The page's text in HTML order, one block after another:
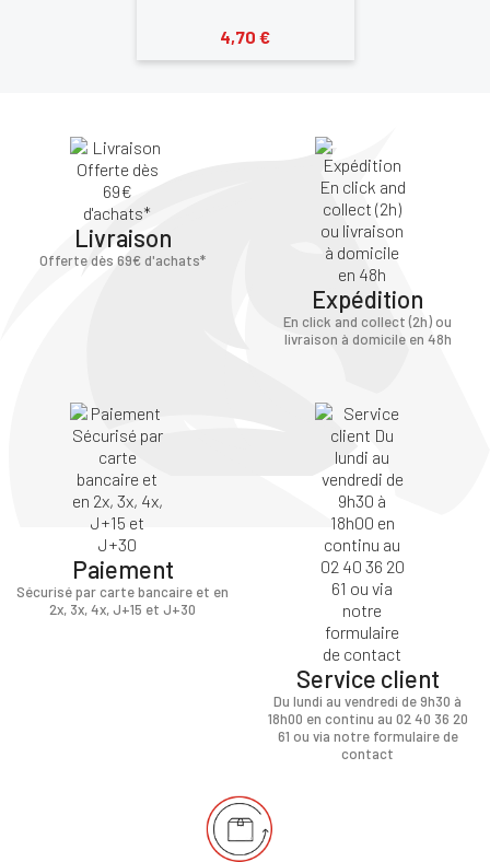
4,70 €
Livraison
Offerte dès 69€ d'achats*
Expédition
En click and collect (2h) ou
livraison à domicile en 48h
Paiement
Sécurisé par carte bancaire et en
2x, 3x, 4x, J+15 et J+30
Service client
Du lundi au vendredi de 9h30 à
18h00 en continu au 02 40 36 20
61 ou via notre formulaire de
contact